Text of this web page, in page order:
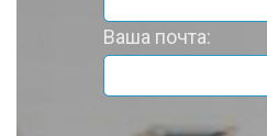
Ваша почта: